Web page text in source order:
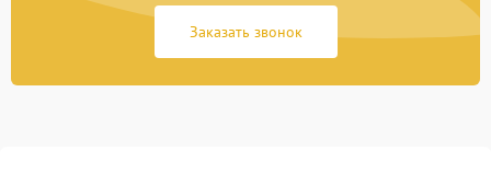
Заказать звонок